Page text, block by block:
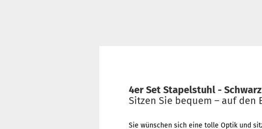
4er Set Stapelstuhl -
Sitzen Sie bequem – auf den
Sie wünschen sich eine tolle Optik und